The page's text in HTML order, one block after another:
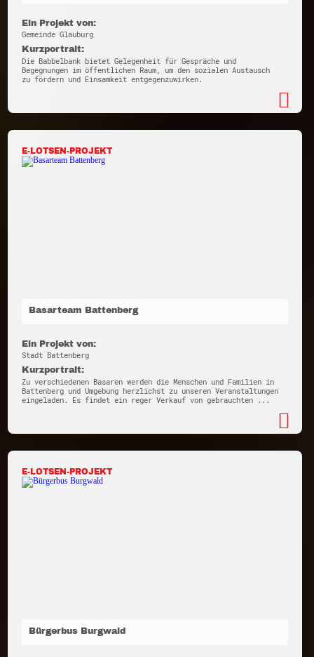
Ein Projekt von:
Gemeinde Glauburg
Kurzportrait:
Die Babbelbank bietet Gelegenheit für Gespräche und
Begegnungen im öffentlichen Raum, um den sozialen Austausch
zu fördern und Einsamkeit entgegenzuwirken.
E-LOTSEN-PROJEKT
Basarteam Battenberg
Ein Projekt von:
Stadt Battenberg
Kurzportrait:
Zu verschiedenen Basaren werden die Menschen und Familien in
Battenberg und Umgebung herzlichst zu unseren Veranstaltungen
eingeladen. Es findet ein reger Verkauf von gebrauchten ...
E-LOTSEN-PROJEKT
Bürgerbus Burgwald